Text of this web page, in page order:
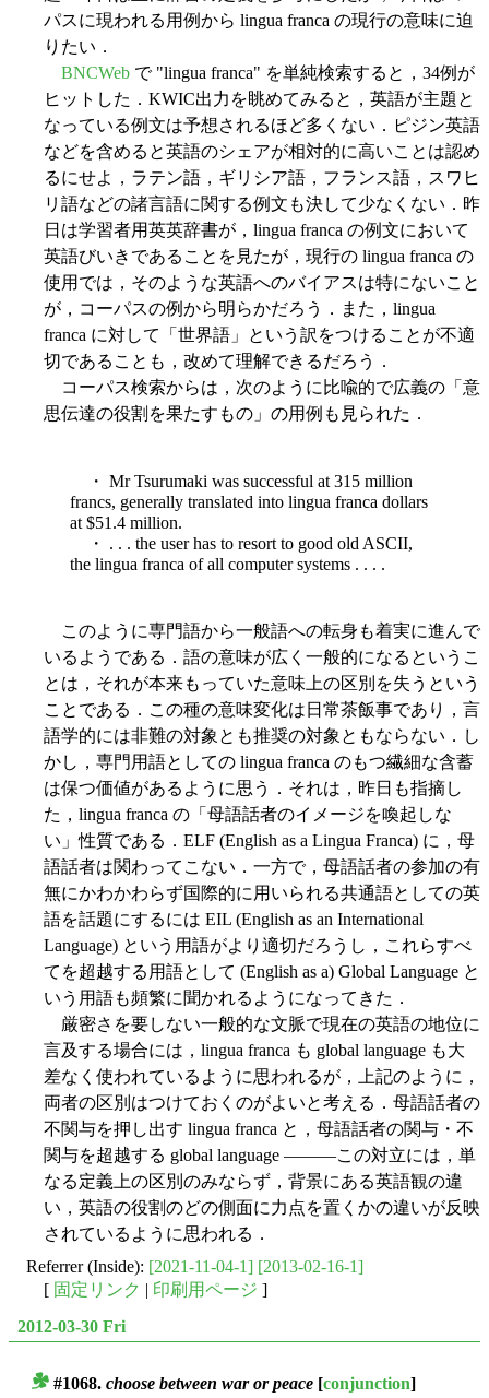
パスに現われる用例から lingua franca の現行の意味に迫
りたい．
BNCWeb で "lingua franca" を単純検索すると，34例が
ヒットした．KWIC出力を眺めてみると，英語が主題と
なっている例文は予想されるほど多くない．ピジン英語
などを含めると英語のシェアが相対的に高いことは認め
るにせよ，ラテン語，ギリシア語，フランス語，スワヒ
リ語などの諸言語に関する例文も決して少なくない．昨
日は学習者用英英辞書が，lingua franca の例文において
英語びいきであることを見たが，現行の lingua franca の
使用では，そのような英語へのバイアスは特にないこと
が，コーパスの例から明らかだろう．また，lingua
franca に対して「世界語」という訳をつけることが不適
切であることも，改めて理解できるだろう．
コーパス検索からは，次のように比喩的で広義の「意
思伝達の役割を果たすもの」の用例も見られた．
・ Mr Tsurumaki was successful at 315 million
francs, generally translated into lingua franca dollars
at $51.4 million.
・ . . . the user has to resort to good old ASCII,
the lingua franca of all computer systems . . . .
このように専門語から一般語への転身も着実に進んで
いるようである．語の意味が広く一般的になるというこ
とは，それが本来もっていた意味上の区別を失うという
ことである．この種の意味変化は日常茶飯事であり，言
語学的には非難の対象とも推奨の対象ともならない．し
かし，専門用語としての lingua franca のもつ繊細な含蓄
は保つ価値があるように思う．それは，昨日も指摘し
た，lingua franca の「母語話者のイメージを喚起しな
い」性質である．ELF (English as a Lingua Franca) に，母
語話者は関わってこない．一方で，母語話者の参加の有
無にかわかわらず国際的に用いられる共通語としての英
語を話題にするには EIL (English as an International
Language) という用語がより適切だろうし，これらすべ
てを超越する用語として (English as a) Global Language と
いう用語も頻繁に聞かれるようになってきた．
厳密さを要しない一般的な文脈で現在の英語の地位に
言及する場合には，lingua franca も global language も大
差なく使われているように思われるが，上記のように，
両者の区別はつけておくのがよいと考える．母語話者の
不関与を押し出す lingua franca と，母語話者の関与・不
関与を超越する global language ―――この対立には，単
なる定義上の区別のみならず，背景にある英語観の違
い，英語の役割のどの側面に力点を置くかの違いが反映
されているように思われる．
Referrer (Inside): [2021-11-04-1] [2013-02-16-1]
[ 固定リンク | 印刷用ページ ]
2012-03-30 Fri
#1068. choose between war or peace [conjunction]